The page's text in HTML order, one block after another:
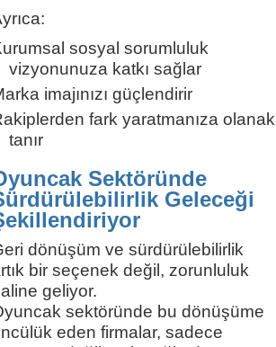
sosyal sorumluluk
vizyonunuza katkı sağlar
imajınızı güçlendirir
fark yaratmanıza olanak
tanır
Sektöründe
Geleceği
dönüşüm ve sürdürülebilirlik
bir seçenek değil, zorunluluk
geliyor.
sektöründe bu dönüşüme
eden firmalar, sadece